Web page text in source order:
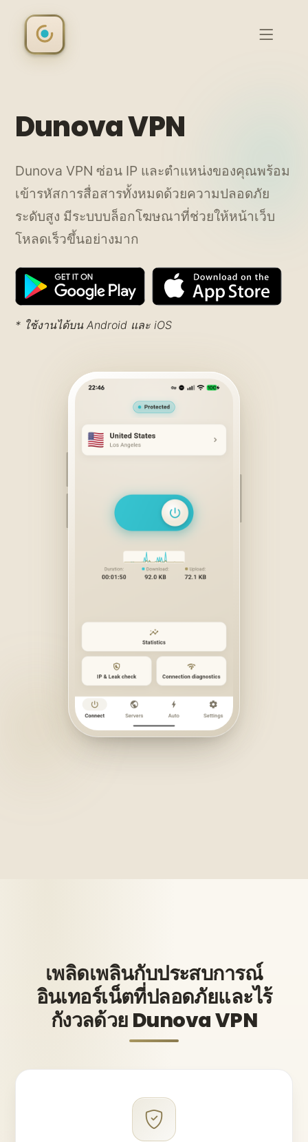
Dunova VPN
Dunova VPN ซ่อน IP และตำแหน่งของคุณพร้อม
เข้ารหัสการสื่อสารทั้งหมดด้วยความปลอดภัย
ระดับสูง มีระบบบล็อกโฆษณาที่ช่วยให้หน้าเว็บ
โหลดเร็วขึ้นอย่างมาก
* ใช้งานได้บน Android และ iOS
เพลิดเพลินกับประสบการณ์
อินเทอร์เน็ตที่ปลอดภัยและไร้
กังวลด้วย Dunova VPN